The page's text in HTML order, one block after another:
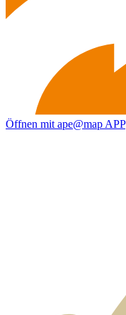
Öffnen mit ape@map APP